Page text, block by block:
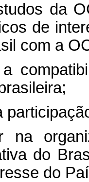
da
de
com a
na
do
do